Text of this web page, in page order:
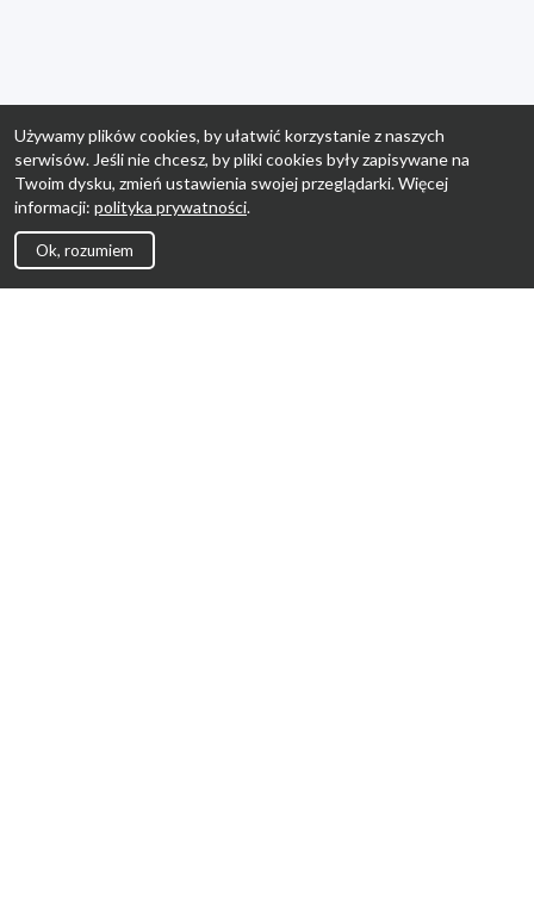
Używamy plików cookies, by ułatwić korzystanie z naszych
serwisów. Jeśli nie chcesz, by pliki cookies były zapisywane na
Twoim dysku, zmień ustawienia swojej przeglądarki. Więcej
informacji: polityka prywatności.
Ok, rozumiem